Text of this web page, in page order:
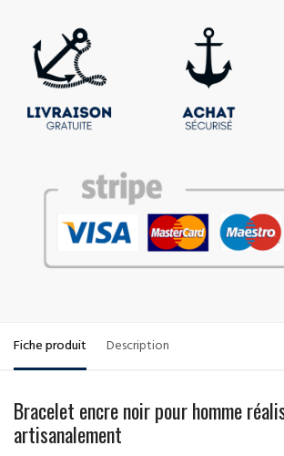
Fiche produit Description
Bracelet encre noir pour homme
artisanalement